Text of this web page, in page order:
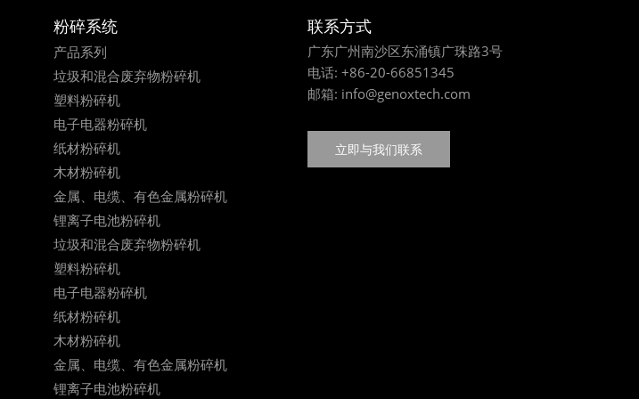
粉碎系统
产品系列
垃圾和混合废弃物粉碎机
塑料粉碎机
电子电器粉碎机
纸材粉碎机
木材粉碎机
金属、电缆、有色金属粉碎机
锂离子电池粉碎机
垃圾和混合废弃物粉碎机
塑料粉碎机
电子电器粉碎机
纸材粉碎机
木材粉碎机
金属、电缆、有色金属粉碎机
锂离子电池粉碎机
联系方式
广东广州南沙区东涌镇广珠路3号
电话: +86-20-66851345
邮箱: info@genoxtech.com
立即与我们联系